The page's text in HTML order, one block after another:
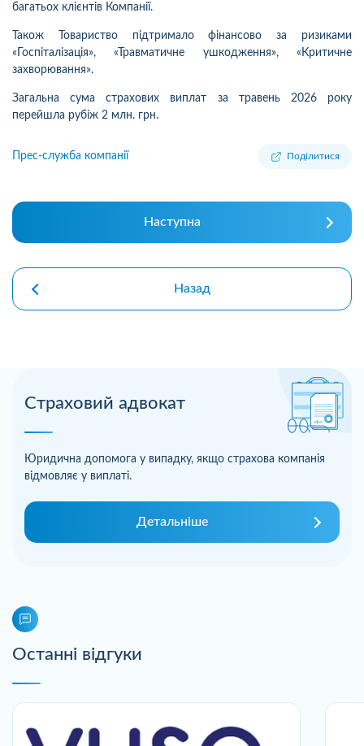
Страховий адвокат
Юридична допомога у випадку, якщо страхова компанія
відмовляє у виплаті.
Детальніше
Останні відгуки
багатьох клієнтів Компанії.
Також Товариство підтримало фінансово за ризиками
«Госпіталізація», «Травматичне ушкодження», «Критичне
захворювання».
Загальна сума страхових виплат за травень 2026 року
перейшла рубіж 2 млн. грн.
Прес-служба компанії Поділитися
Наступна
Назад